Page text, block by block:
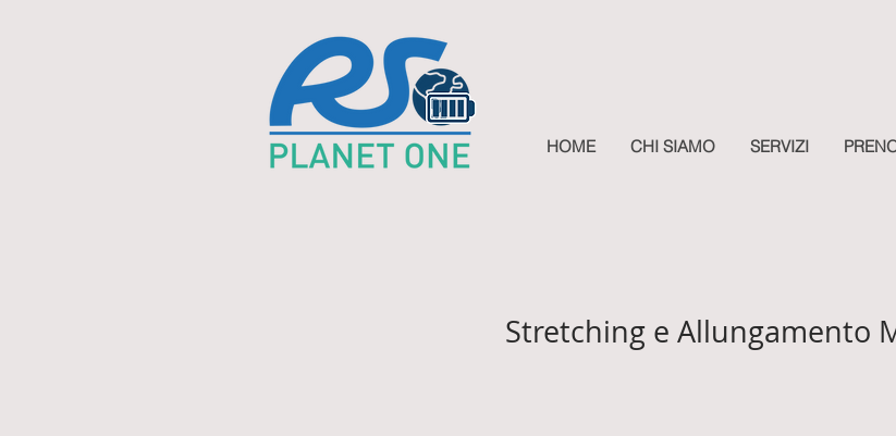
HOME CHI SIAMO SERVIZI
Stretching e Allungamento